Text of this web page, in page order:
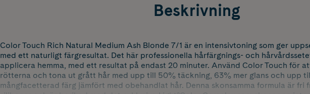
Beskrivning
Color Touch Rich Natural Medium Ash Blonde 7/1 är en intensivtoning som ger
med ett naturligt färgresultat. Det här professionella hårfärgnings- och
applicera hemma, med ett resultat på endast 20 minuter. Använd Color Touch för
rötterna och tona ut grått hår med upp till 50% täckning, 63% mer glans och upp
mångfacetterad färg jämfört med obehandlat hår. Denna skonsamma formula är fri